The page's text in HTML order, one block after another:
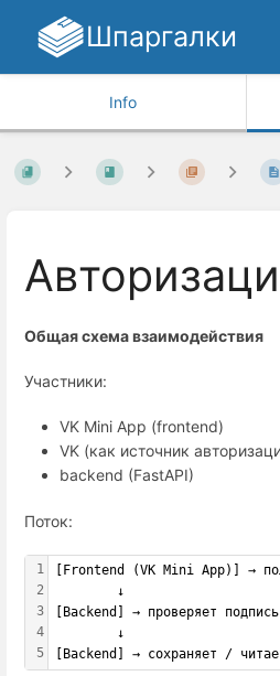
Шпаргалки
Info
Общая схема взаимодействия
Участники:
VK Mini App (frontend)
VK (как источник
backend (FastAPI)
Поток:
1
2
3
4
5
[Frontend (VK Mini App)] →
↓
[Backend] → проверяет
↓
[Backend] → сохраняет /